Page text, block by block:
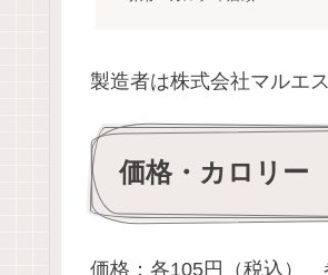
製造者は株式会社マルエス
価格・カロリー
価格：各105円（税込）